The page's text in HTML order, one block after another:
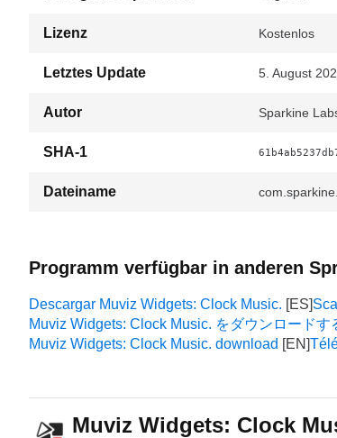
Lizenz Kostenlos
Letztes Update 5. August
Autor Sparkine
SHA-1
Dateiname
Programm verfügbar in anderen
Descargar Muviz Widgets: Clock Music.
Muviz Widgets: Clock Music. をダウンロードす
Muviz Widgets: Clock Music. download
Muviz Widgets: Clock